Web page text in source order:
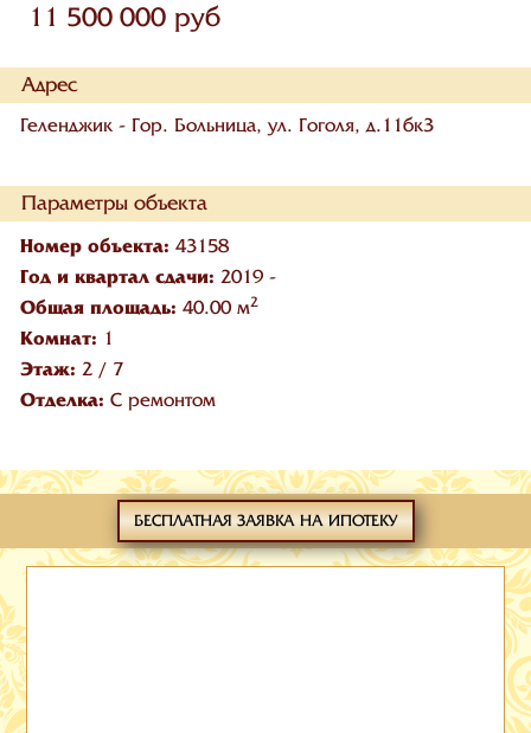
11 500 000 руб
Адрес
Геленджик - Гор. Больница, ул. Гоголя, д.11бк3
Параметры объекта
Номер объекта: 43158
Год и квартал сдачи: 2019 -
Общая площадь: 40.00 м2
Комнат: 1
Этаж: 2/ 7
Отделка: С ремонтом
БЕСПЛАТНАЯ ЗАЯВКА НА ИПОТЕКУ